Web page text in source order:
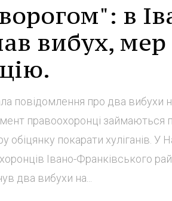
в
вибух, мер
повідомлення про два вибухи
правоохоронці займаються
покарати хуліганів. У
Івано-Франківського
два вибухи на...